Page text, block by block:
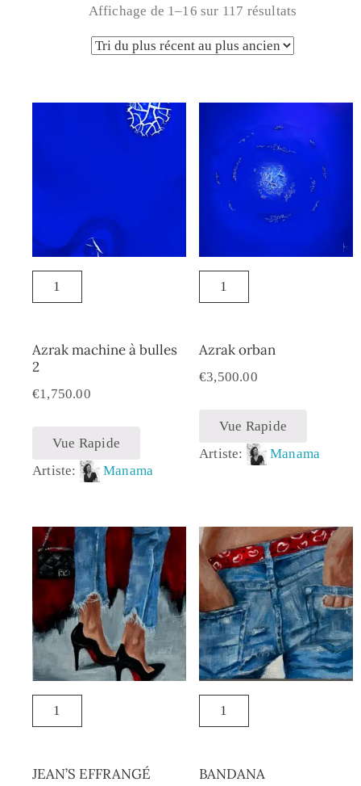
Affichage de 1–16 sur 117 résultats
Azrak machine à bulles
2
€1,750.00
Vue Rapide
Artiste:
Manama
Azrak orban
€3,500.00
Vue Rapide
Artiste:
Manama
JEAN’S EFFRANGÉ BANDANA